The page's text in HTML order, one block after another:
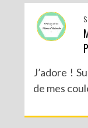
J’adore !
de mes